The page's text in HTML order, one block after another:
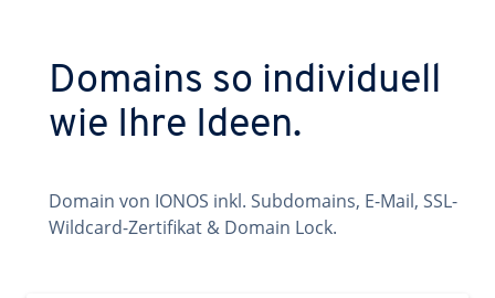
Domains so individuell
wie Ihre Ideen.
Domain von IONOS inkl. Subdomains, E-Mail, SSL-
Wildcard-Zertifikat & Domain Lock.